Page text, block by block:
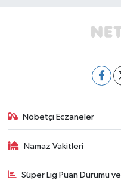
Nöbetçi Eczaneler
Namaz Vakitleri
Süper Lig Puan Durumu ve